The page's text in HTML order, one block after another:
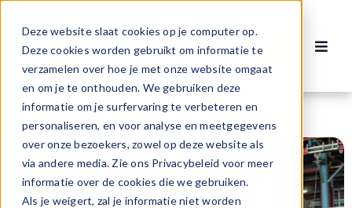
Deze website slaat cookies op je computer op.
Deze cookies worden gebruikt om informatie te
verzamelen over hoe je met onze website omgaat
en om je te onthouden. We gebruiken deze
informatie om je surfervaring te verbeteren en
personaliseren, en voor analyse en meetgegevens
over onze bezoekers, zowel op deze website als
via andere media. Zie ons Privacybeleid voor meer
informatie over de cookies die we gebruiken.
Als je weigert, zal je informatie niet worden
naar
inhoud
Contact
Vacatures
Voor werknemers
Voor werkgevers